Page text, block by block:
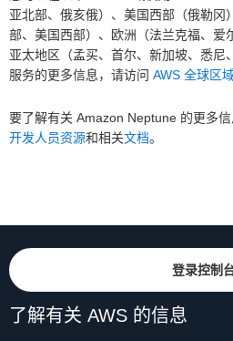
亚北部、俄亥俄）、美国西部（俄勒冈
部、美国西部）、欧洲（法兰克福、爱
亚太地区（孟买、首尔、新加坡、悉尼
服务的更多信息，请访问 AWS 全球区
要了解有关 Amazon Neptune 的更多
开发人员资源和相关文档。
登录控制
了解有关 AWS 的信息